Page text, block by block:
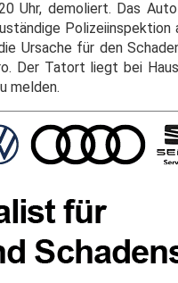
Uhr, demoliert. Das
Ursache für den
Der Tatort liegt bei
melden.